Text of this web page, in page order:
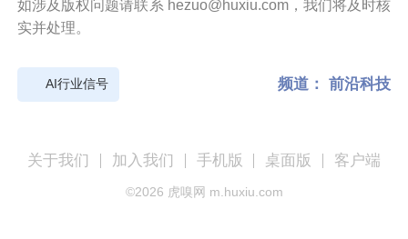
如涉及版权问题请联系 hezuo@huxiu.com，我们将及时核
实并处理。
AI行业信号 频道： 前沿科技
关于我们 加入我们 手机版 桌面版 客户端
©2026 虎嗅网 m.huxiu.com